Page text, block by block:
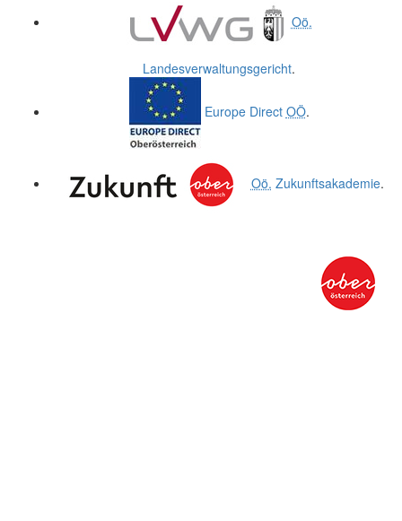
Oö.
Landesverwaltungsgericht.
Europe Direct OÖ.
Oö. Zukunftsakademie.